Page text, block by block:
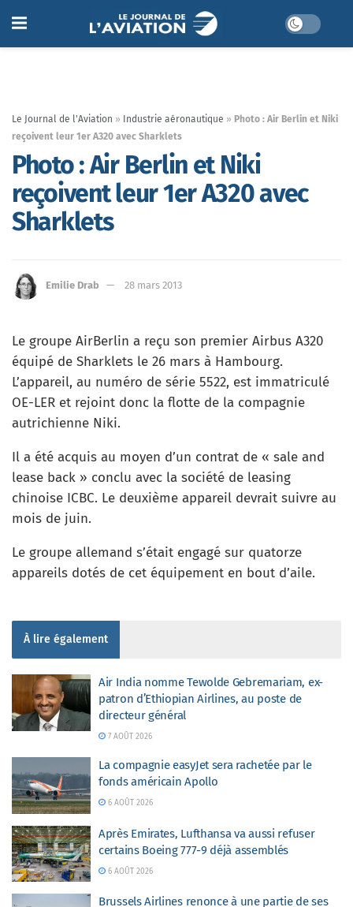
Le Journal de l'Aviation » Industrie aéronautique » Photo : Air Berlin et Niki
reçoivent leur 1er A320 avec Sharklets
Photo : Air Berlin et Niki
reçoivent leur 1er A320 avec
Sharklets
Emilie Drab 28 mars 2013
Le groupe AirBerlin a reçu son premier Airbus A320
équipé de Sharklets le 26 mars à Hambourg.
L’appareil, au numéro de série 5522, est immatriculé
OE-LER et rejoint donc la flotte de la compagnie
autrichienne Niki.
Il a été acquis au moyen d’un contrat de « sale and
lease back » conclu avec la société de leasing
chinoise ICBC. Le deuxième appareil devrait suivre au
mois de juin.
Le groupe allemand s’était engagé sur quatorze
appareils dotés de cet équipement en bout d’aile.
À lire également
Air India nomme Tewolde Gebremariam, ex-
patron d’Ethiopian Airlines, au poste de
directeur général
7 AOÛT 2026
La compagnie easyJet sera rachetée par le
fonds américain Apollo
6 AOÛT 2026
Après Emirates, Lufthansa va aussi refuser
certains Boeing 777-9 déjà assemblés
6 AOÛT 2026
Brussels Airlines renonce à une partie de ses